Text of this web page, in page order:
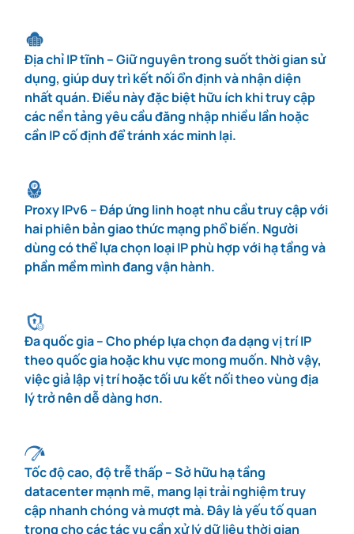
Địa chỉ IP tĩnh – Giữ nguyên trong suốt thời gian sử
dụng, giúp duy trì kết nối ổn định và nhận diện
nhất quán. Điều này đặc biệt hữu ích khi truy cập
các nền tảng yêu cầu đăng nhập nhiều lần hoặc
cần IP cố định để tránh xác minh lại.
Proxy IPv6 – Đáp ứng linh hoạt nhu cầu truy cập với
hai phiên bản giao thức mạng phổ biến. Người
dùng có thể lựa chọn loại IP phù hợp với hạ tầng và
phần mềm mình đang vận hành.
Đa quốc gia – Cho phép lựa chọn đa dạng vị trí IP
theo quốc gia hoặc khu vực mong muốn. Nhờ vậy,
việc giả lập vị trí hoặc tối ưu kết nối theo vùng địa
lý trở nên dễ dàng hơn.
Tốc độ cao, độ trễ thấp – Sở hữu hạ tầng
datacenter mạnh mẽ, mang lại trải nghiệm truy
cập nhanh chóng và mượt mà. Đây là yếu tố quan
trọng cho các tác vụ cần xử lý dữ liệu thời gian